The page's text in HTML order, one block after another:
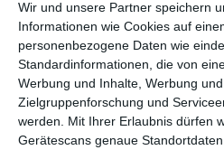
Wir und unsere Partner speichern
Informationen wie Cookies auf
personenbezogene Daten wie
Standardinformationen, die von
Werbung und Inhalte, Werbung
Zielgruppenforschung und
werden.
Mit Ihrer Erlaubnis dürfen
Gerätescans genaue
Facebook, Twitter,